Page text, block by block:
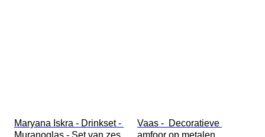
Maryana Iskra - Drinkset -
Muranoglas - Set van zes
Vaas -  Decoratieve
amfoor op metalen